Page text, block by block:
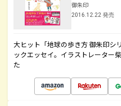
御朱印
2016.12.22 発売
大ヒット「地球の歩き方 御朱印シ
ックエッセイ。イラストレーター
た